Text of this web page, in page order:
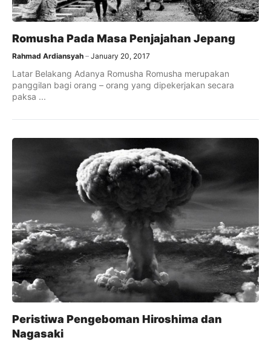
Romusha Pada Masa Penjajahan Jepang
Rahmad Ardiansyah January 20, 2017
Latar Belakang Adanya Romusha Romusha merupakan
panggilan bagi orang – orang yang dipekerjakan secara
paksa ...
Peristiwa Pengeboman Hiroshima dan
Nagasaki